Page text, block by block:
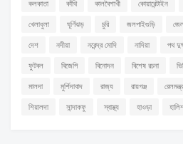
কলকাতা
কাঁথি কালবৈশাখী কোয়ারেন্টাইন
খেলাধুলা
ঘূর্ণিঝড় চুরি জলপাইগুড়ি
দেশ
নদীয়া নরেন্দ্র মোদি নাদিয়া পথ
ফুটবল
বিজেপি বিনোদন বিশেষ রচনা
মালদা
মুর্শিদাবাদ রাজ্য রায়গঞ্জ
শিয়ালদা
সান্দাকফু স্বাস্থ্য হাওড়া